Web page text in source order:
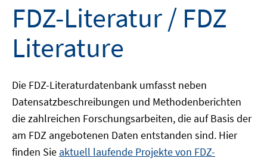
FDZ-Literatur / FDZ
Literature
Die FDZ-Literaturdatenbank umfasst neben
Datensatzbeschreibungen und Methodenberichten
die zahlreichen Forschungsarbeiten, die auf Basis der
am FDZ angebotenen Daten entstanden sind. Hier
finden Sie aktuell laufende Projekte von FDZ-